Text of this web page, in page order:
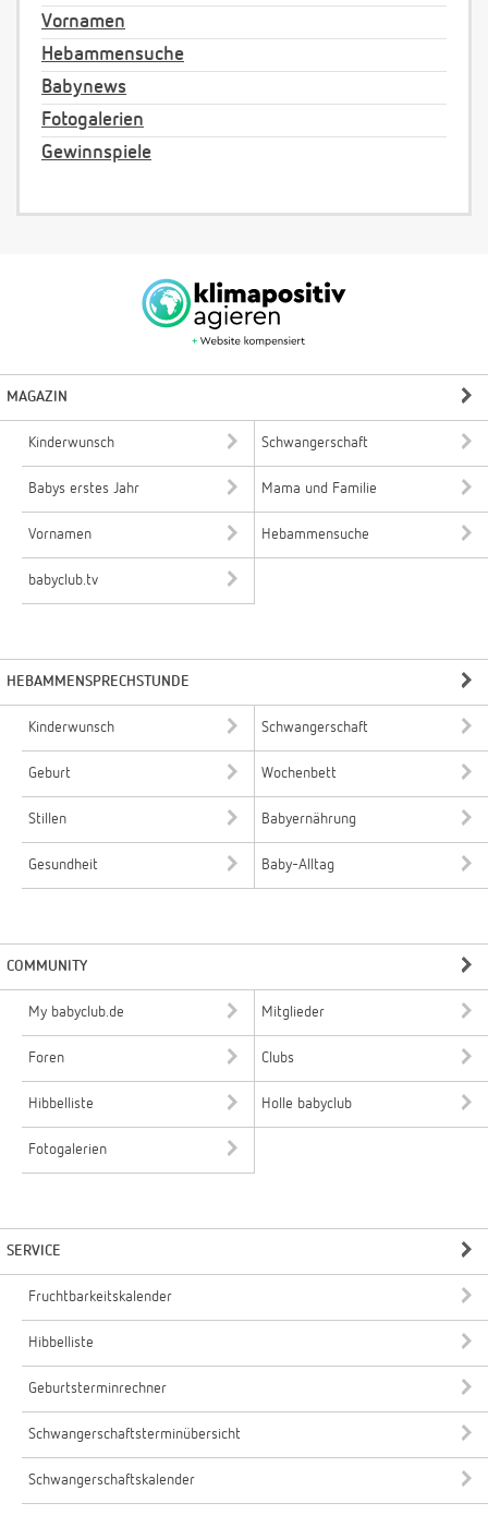
Vornamen
Hebammensuche
Babynews
Fotogalerien
Gewinnspiele
MAGAZIN
Kinderwunsch Schwangerschaft
Babys erstes Jahr Mama und Familie
Vornamen Hebammensuche
babyclub.tv
HEBAMMENSPRECHSTUNDE
Kinderwunsch Schwangerschaft
Geburt Wochenbett
Stillen Babyernährung
Gesundheit Baby-Alltag
COMMUNITY
My babyclub.de Mitglieder
Foren Clubs
Hibbelliste Holle babyclub
Fotogalerien
SERVICE
Fruchtbarkeitskalender
Hibbelliste
Geburtsterminrechner
Schwangerschaftsterminübersicht
Schwangerschaftskalender